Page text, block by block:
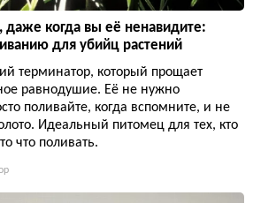
даже когда вы её ненавидите:
для убийц растений
терминатор, который прощает
равнодушие. Её не нужно
поливайте, когда вспомните, и не
Идеальный питомец для тех, кто
что поливать.